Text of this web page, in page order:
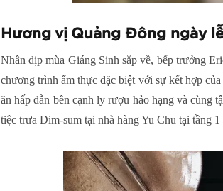
Hương vị Quảng Đông ngày
Nhân dịp mùa Giáng Sinh sắp về, bếp trưởng
chương trình ẩm thực đặc biệt với sự kết hợp
ăn hấp dẫn bên cạnh ly rượu hảo hạng và
tiệc trưa Dim-sum tại nhà hàng Yu Chu tại tầng